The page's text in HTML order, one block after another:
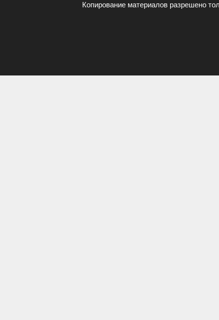
Копирование материалов разрешено